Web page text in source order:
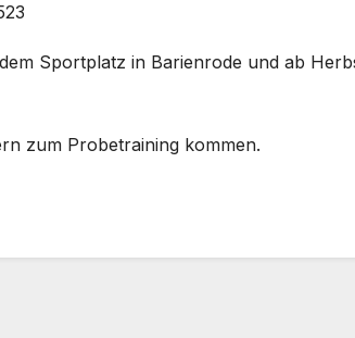
Sportplatz in Barienrode und ab
zum Probetraining kommen.